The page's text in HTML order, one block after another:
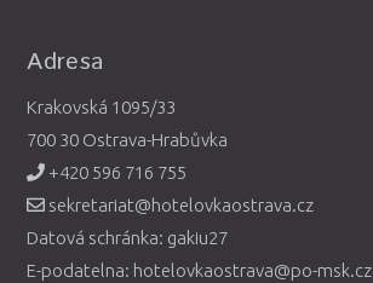
Adresa
Krakovská 1095/33
700 30 Ostrava-Hrabůvka
+420 596 716 755
sekretariat@hotelovkaostrava.cz
Datová schránka: gakiu27
E-podatelna: hotelovkaostrava@po-msk.cz